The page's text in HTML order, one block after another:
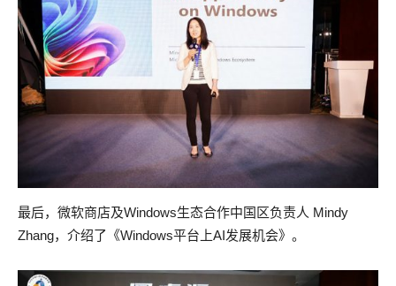
最后，微软商店及Windows生态合作中国区负责人 Mindy
Zhang，介绍了《Windows平台上AI发展机会》。